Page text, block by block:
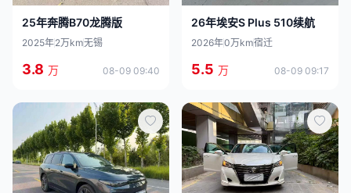
25年奔腾B70龙腾版
2025年2万km无锡
3.8 万 08-09 09:40
26年埃安S Plus 510续航
2026年0万km宿迁
5.5 万 08-09 09:17